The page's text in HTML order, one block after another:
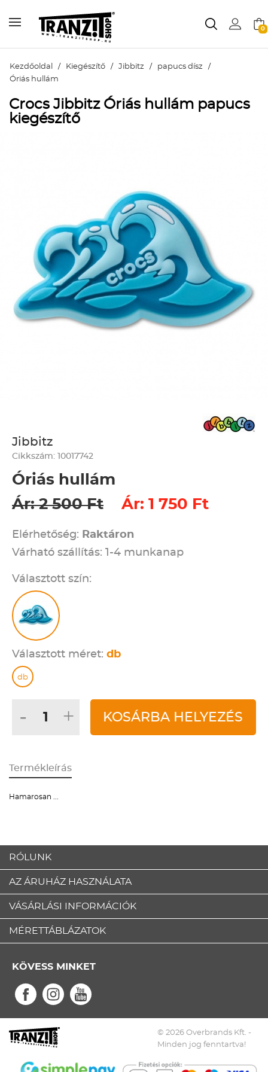
0
Kezdőoldal / Kiegészítő / Jibbitz / papucs dísz /
Óriás hullám
Crocs Jibbitz Óriás hullám papucs
kiegészítő
Jibbitz
Cikkszám: 10017742
Óriás hullám
Ár: 2 500 Ft
Ár: 1 750 Ft
Elérhetőség: Raktáron
Várható szállítás: 1-4 munkanap
Választott szín:
Választott méret: db
db
- + KOSÁRBA HELYEZÉS
Termékleírás
Hamarosan ...
RÓLUNK
AZ ÁRUHÁZ HASZNÁLATA
VÁSÁRLÁSI INFORMÁCIÓK
MÉRETTÁBLÁZATOK
KÖVESS MINKET
© 2026 Overbrands Kft. -
Minden jog fenntartva!